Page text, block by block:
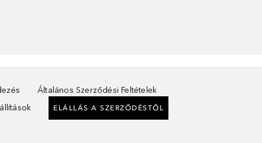
Általános Szerződési Feltételek
ELÁLLÁS A SZERZŐDÉSTŐL